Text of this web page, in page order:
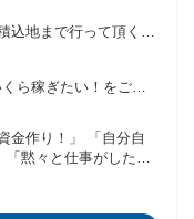
てお仕事を調整する
い◎
「黙々と仕事がした
） ・未経験歓迎で学